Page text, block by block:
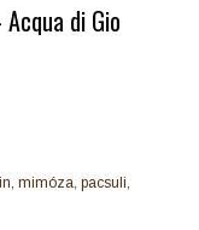
di Gio
mimóza, pacsuli,